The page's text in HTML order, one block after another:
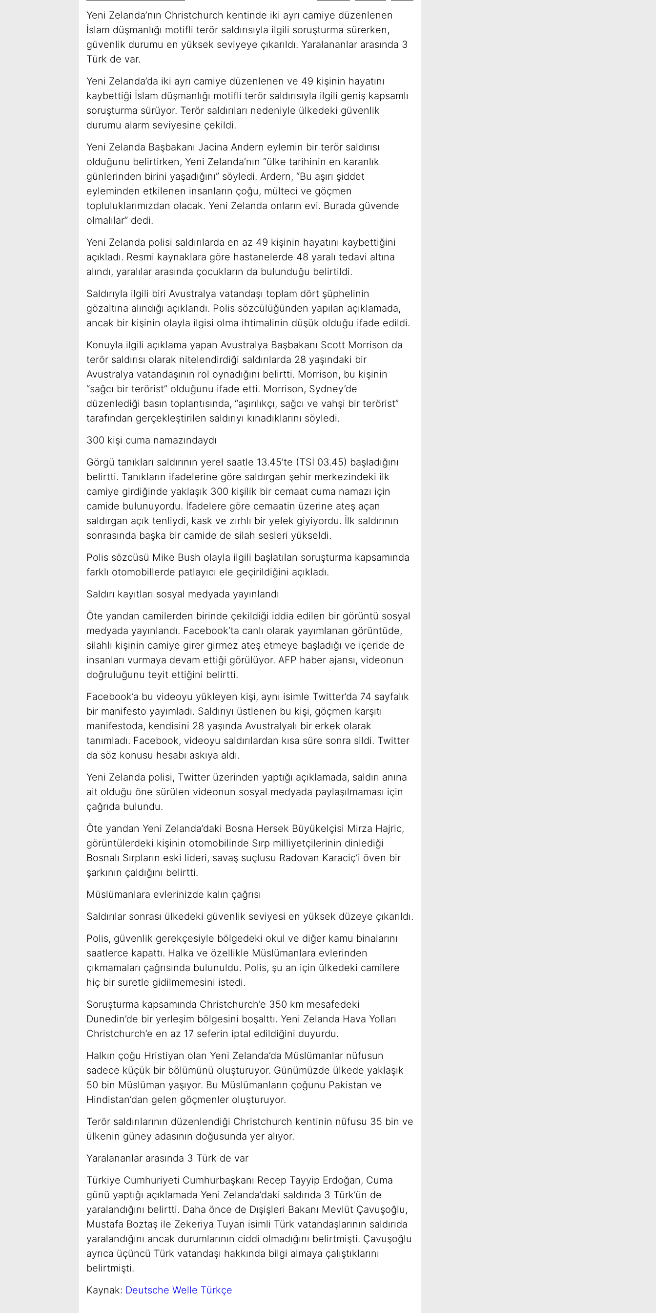
Yeni Zelanda’nın Christchurch kentinde iki ayrı camiye düzenlenen
İslam düşmanlığı motifli terör saldırısıyla ilgili soruşturma sürerken,
güvenlik durumu en yüksek seviyeye çıkarıldı. Yaralananlar arasında 3
Türk de var.
Yeni Zelanda’da iki ayrı camiye düzenlenen ve 49 kişinin hayatını
kaybettiği İslam düşmanlığı motifli terör saldırısıyla ilgili geniş kapsamlı
soruşturma sürüyor. Terör saldırıları nedeniyle ülkedeki güvenlik
durumu alarm seviyesine çekildi.
Yeni Zelanda Başbakanı Jacina Andern eylemin bir terör saldırısı
olduğunu belirtirken, Yeni Zelanda’nın “ülke tarihinin en karanlık
günlerinden birini yaşadığını” söyledi. Ardern, “Bu aşırı şiddet
eyleminden etkilenen insanların çoğu, mülteci ve göçmen
topluluklarımızdan olacak. Yeni Zelanda onların evi. Burada güvende
olmalılar” dedi.
Yeni Zelanda polisi saldırılarda en az 49 kişinin hayatını kaybettiğini
açıkladı. Resmi kaynaklara göre hastanelerde 48 yaralı tedavi altına
alındı, yaralılar arasında çocukların da bulunduğu belirtildi.
Saldırıyla ilgili biri Avustralya vatandaşı toplam dört şüphelinin
gözaltına alındığı açıklandı. Polis sözcülüğünden yapılan açıklamada,
ancak bir kişinin olayla ilgisi olma ihtimalinin düşük olduğu ifade edildi.
Konuyla ilgili açıklama yapan Avustralya Başbakanı Scott Morrison da
terör saldırısı olarak nitelendirdiği saldırılarda 28 yaşındaki bir
Avustralya vatandaşının rol oynadığını belirtti. Morrison, bu kişinin
“sağcı bir terörist” olduğunu ifade etti. Morrison, Sydney’de
düzenlediği basın toplantısında, “aşırılıkçı, sağcı ve vahşi bir terörist”
tarafından gerçekleştirilen saldırıyı kınadıklarını söyledi.
300 kişi cuma namazındaydı
Görgü tanıkları saldırının yerel saatle 13.45’te (TSİ 03.45) başladığını
belirtti. Tanıkların ifadelerine göre saldırgan şehir merkezindeki ilk
camiye girdiğinde yaklaşık 300 kişilik bir cemaat cuma namazı için
camide bulunuyordu. İfadelere göre cemaatin üzerine ateş açan
saldırgan açık tenliydi, kask ve zırhlı bir yelek giyiyordu. İlk saldırının
sonrasında başka bir camide de silah sesleri yükseldi.
Polis sözcüsü Mike Bush olayla ilgili başlatılan soruşturma kapsamında
farklı otomobillerde patlayıcı ele geçirildiğini açıkladı.
Saldırı kayıtları sosyal medyada yayınlandı
Öte yandan camilerden birinde çekildiği iddia edilen bir görüntü sosyal
medyada yayınlandı. Facebook’ta canlı olarak yayımlanan görüntüde,
silahlı kişinin camiye girer girmez ateş etmeye başladığı ve içeride de
insanları vurmaya devam ettiği görülüyor. AFP haber ajansı, videonun
doğruluğunu teyit ettiğini belirtti.
Facebook’a bu videoyu yükleyen kişi, aynı isimle Twitter’da 74 sayfalık
bir manifesto yayımladı. Saldırıyı üstlenen bu kişi, göçmen karşıtı
manifestoda, kendisini 28 yaşında Avustralyalı bir erkek olarak
tanımladı. Facebook, videoyu saldırılardan kısa süre sonra sildi. Twitter
da söz konusu hesabı askıya aldı.
Yeni Zelanda polisi, Twitter üzerinden yaptığı açıklamada, saldırı anına
ait olduğu öne sürülen videonun sosyal medyada paylaşılmaması için
çağrıda bulundu.
Öte yandan Yeni Zelanda’daki Bosna Hersek Büyükelçisi Mirza Hajric,
görüntülerdeki kişinin otomobilinde Sırp milliyetçilerinin dinlediği
Bosnalı Sırpların eski lideri, savaş suçlusu Radovan Karaciç’i öven bir
şarkının çaldığını belirtti.
Müslümanlara evlerinizde kalın çağrısı
Saldırılar sonrası ülkedeki güvenlik seviyesi en yüksek düzeye çıkarıldı.
Polis, güvenlik gerekçesiyle bölgedeki okul ve diğer kamu binalarını
saatlerce kapattı. Halka ve özellikle Müslümanlara evlerinden
çıkmamaları çağrısında bulunuldu. Polis, şu an için ülkedeki camilere
hiç bir suretle gidilmemesini istedi.
Soruşturma kapsamında Christchurch’e 350 km mesafedeki
Dunedin’de bir yerleşim bölgesini boşalttı. Yeni Zelanda Hava Yolları
Christchurch’e en az 17 seferin iptal edildiğini duyurdu.
Halkın çoğu Hristiyan olan Yeni Zelanda’da Müslümanlar nüfusun
sadece küçük bir bölümünü oluşturuyor. Günümüzde ülkede yaklaşık
50 bin Müslüman yaşıyor. Bu Müslümanların çoğunu Pakistan ve
Hindistan’dan gelen göçmenler oluşturuyor.
Terör saldırılarının düzenlendiği Christchurch kentinin nüfusu 35 bin ve
ülkenin güney adasının doğusunda yer alıyor.
Yaralananlar arasında 3 Türk de var
Türkiye Cumhuriyeti Cumhurbaşkanı Recep Tayyip Erdoğan, Cuma
günü yaptığı açıklamada Yeni Zelanda’daki saldırıda 3 Türk’ün de
yaralandığını belirtti. Daha önce de Dışişleri Bakanı Mevlüt Çavuşoğlu,
Mustafa Boztaş ile Zekeriya Tuyan isimli Türk vatandaşlarının saldırıda
yaralandığını ancak durumlarının ciddi olmadığını belirtmişti. Çavuşoğlu
ayrıca üçüncü Türk vatandaşı hakkında bilgi almaya çalıştıklarını
belirtmişti.
Kaynak: Deutsche Welle Türkçe